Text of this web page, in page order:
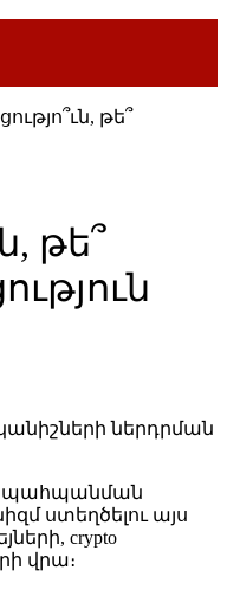
թե՞
թե՞
ներդրման
պահպանման
ստեղծելու այս
crypto
վրա։